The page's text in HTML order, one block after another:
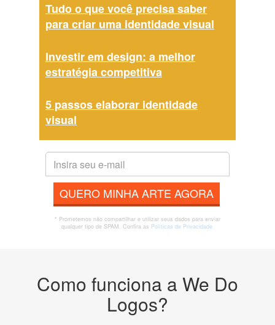
Tudo o que você precisa saber
para criar uma identidade visual
Investir em design: a melhor
estratégia competitiva
5 passos elaborar identidade
visual
QUERO MINHA ARTE AGORA
* Prometemos não compartilhar e utilizar seus dados para enviar
qualquer tipo de SPAM. Confira as Políticas de Privacidade.
Como funciona a We Do
Logos?